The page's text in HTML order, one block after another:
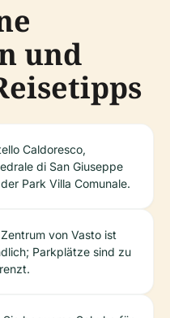
und
Caldoresco,
di San Giuseppe
Park Villa Comunale.
von Vasto ist
Parkplätze sind zu